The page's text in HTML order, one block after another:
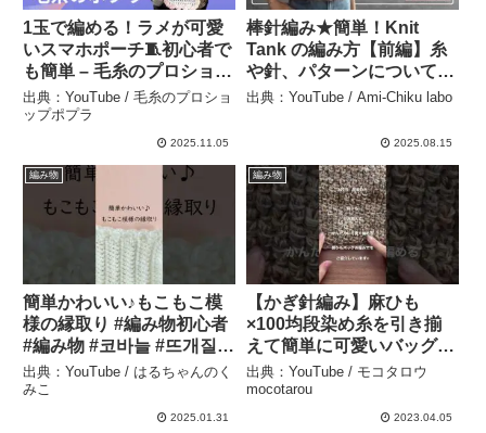
1玉で編める！ラメが可愛
いスマホポーチ🧵初心者で
も簡単 – 毛糸のプロショッ
プポプラ
出典：YouTube / 毛糸のプロショ
ップポプラ
2025.11.05
棒針編み★簡単！Knit
Tank の編み方【前編】糸
や針、パターンについて –
Ami-Chiku labo
出典：YouTube / Ami-Chiku labo
2025.08.15
編み物
簡単かわいい♪もこもこ模
様の縁取り #編み物初心者
#編み物 #코바늘 #뜨개질 #
かぎ針編み – はるちゃんの
くみこ
出典：YouTube / はるちゃんのく
みこ
2025.01.31
編み物
【かぎ針編み】麻ひも
×100均段染め糸を引き揃
えて簡単に可愛いバッグが
編めます☺︎バッグの編み方
#shorts – モコタロウ
出典：YouTube / モコタロウ
mocotarou
2023.04.05